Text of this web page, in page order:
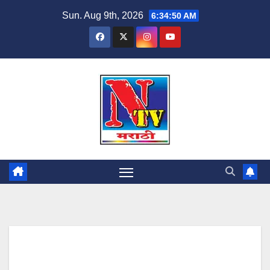
Sun. Aug 9th, 2026 6:34:51 AM